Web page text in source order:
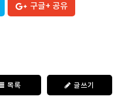
구글+ 공유
목록 글쓰기